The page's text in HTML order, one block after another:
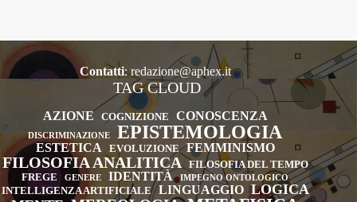
Contatti:redazione@aphex.it
TAG CLOUD
AZIONE COGNIZIONE CONOSCENZA
DISCRIMINAZIONE EPISTEMOLOGIA
ESTETICA EVOLUZIONE FEMMINISMO
FILOSOFIA ANALITICA
FILOSOFIA DEL TEMPO
FREGE
GENERE IDENTITÀ IMPEGNO ONTOLOGICO
INTELLIGENZA ARTIFICIALE LINGUAGGIO LOGICA